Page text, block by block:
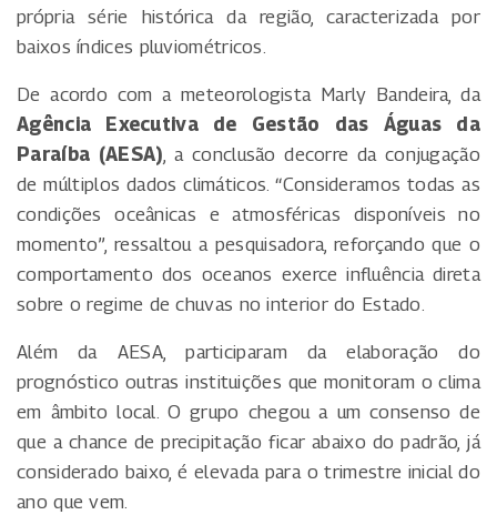
própria série histórica da região, caracterizada por
baixos índices pluviométricos.
De acordo com a meteorologista Marly Bandeira, da
Agência Executiva de Gestão das Águas da
Paraíba (AESA), a conclusão decorre da conjugação
de múltiplos dados climáticos. “Consideramos todas as
condições oceânicas e atmosféricas disponíveis no
momento”, ressaltou a pesquisadora, reforçando que o
comportamento dos oceanos exerce influência direta
sobre o regime de chuvas no interior do Estado.
Além da AESA, participaram da elaboração do
prognóstico outras instituições que monitoram o clima
em âmbito local. O grupo chegou a um consenso de
que a chance de precipitação ficar abaixo do padrão, já
considerado baixo, é elevada para o trimestre inicial do
ano que vem.